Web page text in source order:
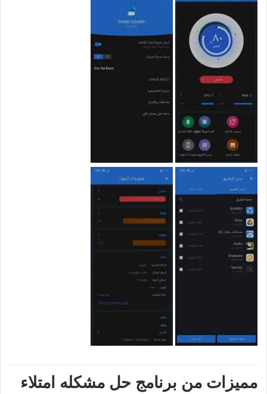
مميزات من برنامج حل مشكله امتلاء